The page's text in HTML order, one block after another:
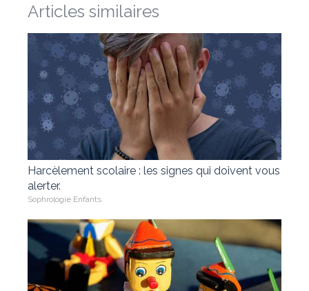
Articles similaires
Harcèlement scolaire : les signes qui doivent vous
alerter.
Sophrologie Enfants